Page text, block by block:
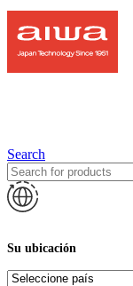
Search
Su ubicación